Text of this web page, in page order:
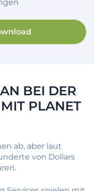
BEI DER
PLANET
ab, aber laut
von Dollars